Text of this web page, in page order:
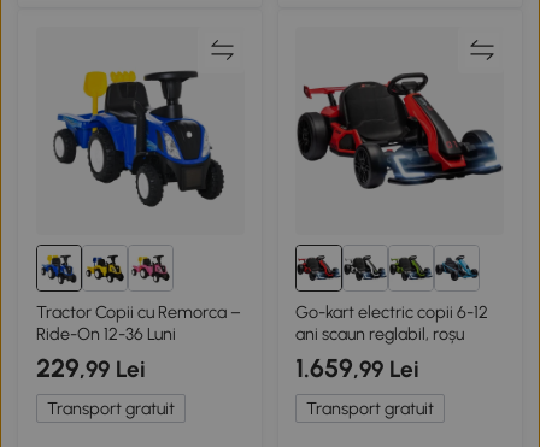
Tractor Copii cu Remorca –
Ride-On 12-36 Luni
229,99 Lei
Transport gratuit
Go-kart electric copii 6-12
ani scaun reglabil, roșu
1.659,99 Lei
Transport gratuit